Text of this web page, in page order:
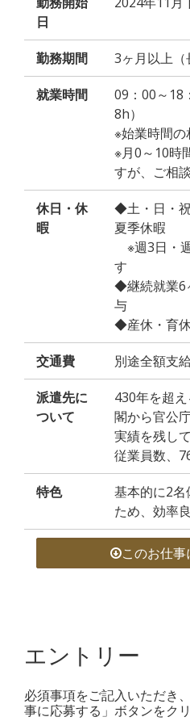
日
勤務期間 3ヶ月以上（
就業時間
09：00～18
8h）
※始業時間
※月0～10時
すが、ご相
休日・休
暇
◆土・日・
夏季休暇
※週3日・
す
◆継続就業6
与
◆産休・育
交通費 別途全額支
派遣先に
ついて
430年を超
閣から官公
実績を残し
従業員数、
特色
基本的に2名
ため、効率
このお仕
エントリー
必須事項をご記入いただき
事に応募する」ボタンをク